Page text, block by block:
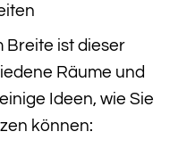
Breite ist dieser
Räume und
Ideen, wie Sie
können: